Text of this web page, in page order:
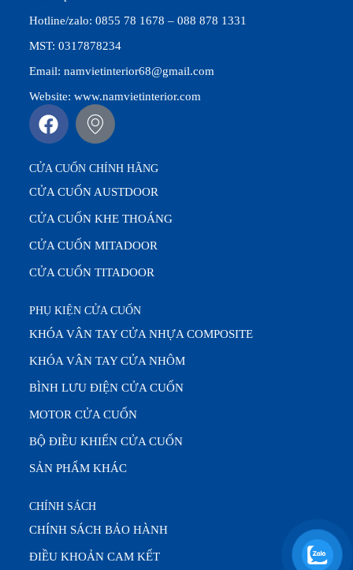
Hotline/zalo: 0855 78 1678 – 088 878 1331
MST: 0317878234
Email: namvietinterior68@gmail.com
Website: www.namvietinterior.com
CỬA CUỐN CHÍNH HÃNG
CỬA CUỐN AUSTDOOR
CỬA CUỐN KHE THOÁNG
CỬA CUỐN MITADOOR
CỬA CUỐN TITADOOR
PHỤ KIỆN CỬA CUỐN
KHÓA VÂN TAY CỬA NHỰA COMPOSITE
KHÓA VÂN TAY CỬA NHÔM
BÌNH LƯU ĐIỆN CỬA CUỐN
MOTOR CỬA CUỐN
BỘ ĐIỀU KHIỂN CỬA CUỐN
SẢN PHẨM KHÁC
CHÍNH SÁCH
CHÍNH SÁCH BẢO HÀNH
ĐIỀU KHOẢN CAM KẾT